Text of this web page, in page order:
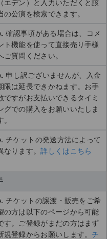
（エデン）と入力いただくと該
の公演を検索できます。
確認事項がある場合は、コメ
ト機能を使って直接売り手様
ご質問ください。
申し訳ございませんが、入金
限は延長できかねます。お手
ですがお支払いできるタイミ
グでの購入をお願いいたしま
。
チケットの発送方法によって
なります。詳しくはこちら
チケットの譲渡・販売をご希
の方は以下のページから可能
す。ご登録がまだの方はまず
規登録からお願いします。 チ